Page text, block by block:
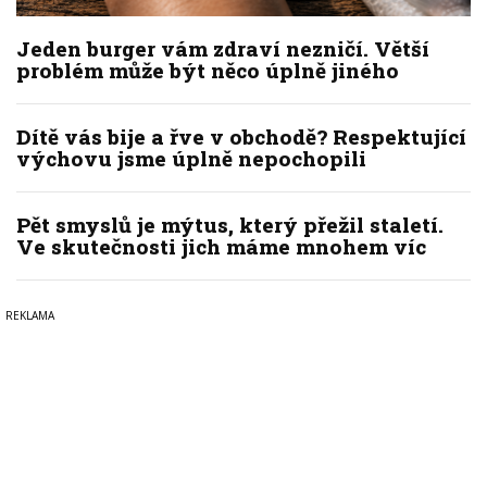
Jeden burger vám zdraví nezničí. Větší
problém může být něco úplně jiného
Dítě vás bije a řve v obchodě? Respektující
výchovu jsme úplně nepochopili
Pět smyslů je mýtus, který přežil staletí.
Ve skutečnosti jich máme mnohem víc